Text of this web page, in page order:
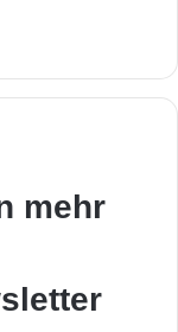
mehr